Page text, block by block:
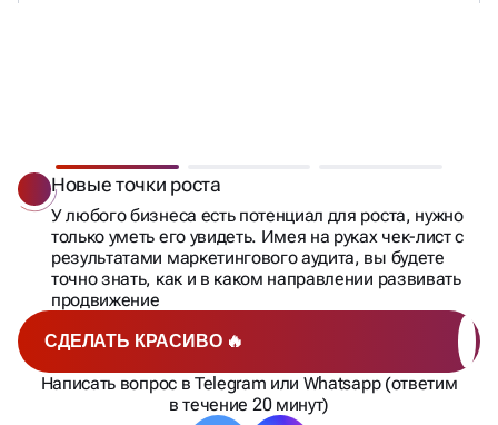
АУДИТБИЗНЕСУ
СДЕЛАТЬ КРАСИВО 🔥
Написать вопрос в Telegram или Whatsapp (ответим
в течение 20 минут)
Новые точки роста
У любого бизнеса есть потенциал для роста, нужно
только уметь его увидеть. Имея на руках чек-лист с
результатами маркетингового аудита, вы будете
точно знать, как и в каком направлении развивать
продвижение